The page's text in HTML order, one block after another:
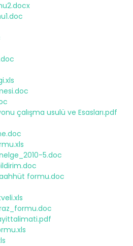
çalışma usulü ve Esasları.pdf
5.doc
formu.doc